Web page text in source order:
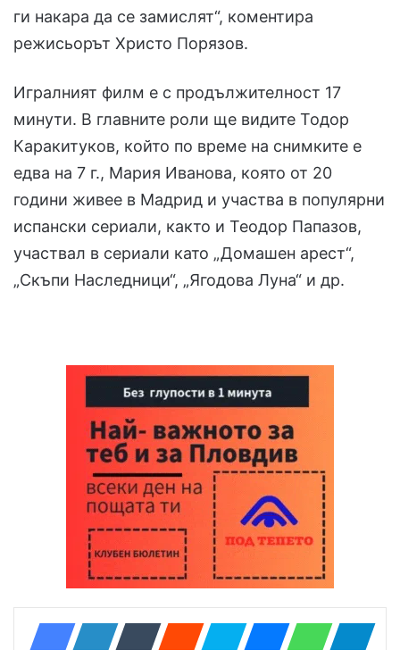
ги накара да се замислят“, коментира
режисьорът Христо Порязов.
Игралният филм е с продължителност 17
минути. В главните роли ще видите Тодор
Каракитуков, който по време на снимките е
едва на 7 г., Мария Иванова, която от 20
години живее в Мадрид и участва в популярни
испански сериали, както и Теодор Папазов,
участвал в сериали като „Домашен арест“,
„Скъпи Наследници“, „Ягодова Луна“ и др.